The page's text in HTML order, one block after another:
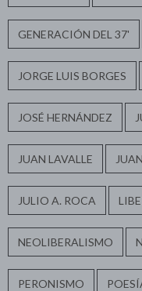
GENERACIÓN DEL 37'
JORGE LUIS BORGES
JOSÉ HERNÁNDEZ
JUAN LAVALLE
JULIO A. ROCA
NEOLIBERALISMO
PERONISMO